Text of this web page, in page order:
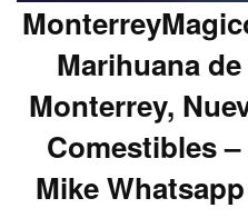
Marihuana
Monterrey,
Comestibles –
Mike